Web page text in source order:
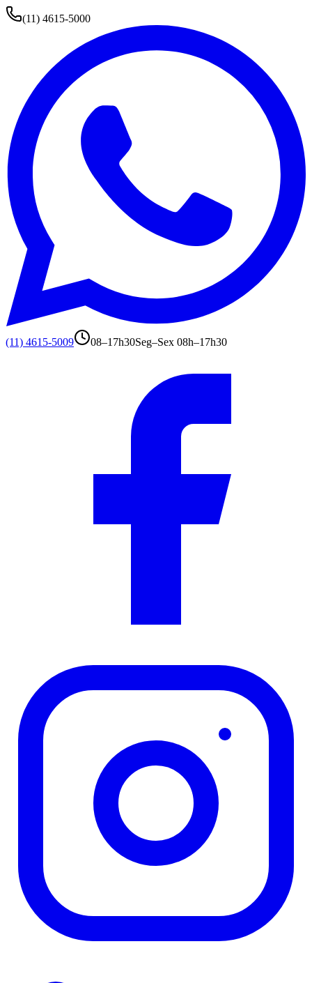
(11) 4615-5000
(11) 4615-5009 08–17h30Seg–Sex 08h–17h30